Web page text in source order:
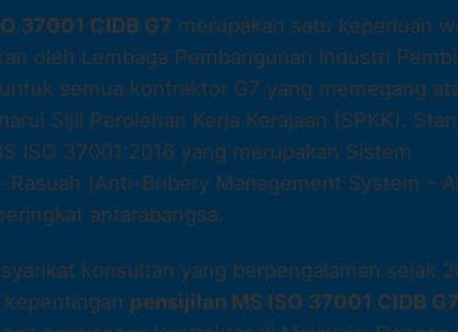
37001 CIDB G7 merupakan satu keperluan
oleh Lembaga Pembangunan Industri
semua kontraktor G7 yang memegang
Sijil Perolehan Kerja Kerajaan (SPKK).
ISO 37001:2016 yang merupakan Sistem
Rasuah (Anti-Bribery Management System –
antarabangsa.
konsultan yang berpengalaman sejak
pensijilan MS ISO 37001 CIDB G7